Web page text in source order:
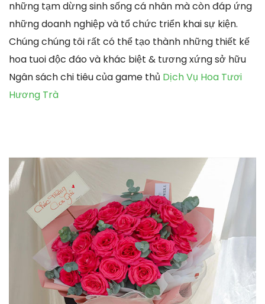
những tạm dừng sinh sống cá nhân mà còn đáp ứng
những doanh nghiệp và tổ chức triển khai sự kiện.
Chúng chúng tôi rất có thể tạo thành những thiết kế
hoa tuoi độc đáo và khác biệt & tương xứng sở hữu
Ngân sách chi tiêu của game thủ Dịch Vụ Hoa Tươi
Hương Trà